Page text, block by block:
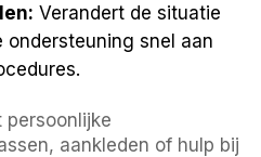
Verandert de situatie
snel aan
persoonlijke
aankleden of hulp bij